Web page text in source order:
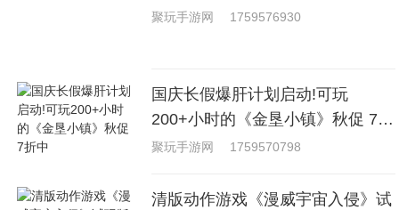
聚玩手游网 1759576930
国庆长假爆肝计划启动!可玩
200+小时的《金垦小镇》秋促 7折
中
聚玩手游网 1759570798
清版动作游戏《漫威宇宙入侵》试